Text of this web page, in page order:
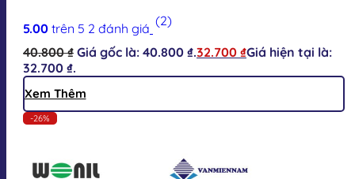
5.00 trên 5 2 đánh giá (2)
40.800₫ Giá gốc là: 40.800 ₫.32.700 ₫Giá hiện tại là:
32.700 ₫.
Xem Thêm
-26%